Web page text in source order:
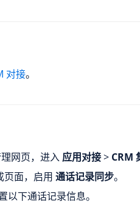
对接。
网页，进入应用对接> CRM
页面，启用 通话记录同步。
以下通话记录信息。